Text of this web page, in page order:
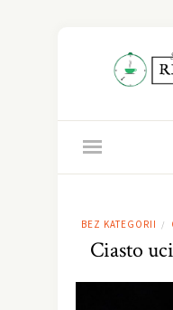
BEZ KATEGORII /
Ciasto